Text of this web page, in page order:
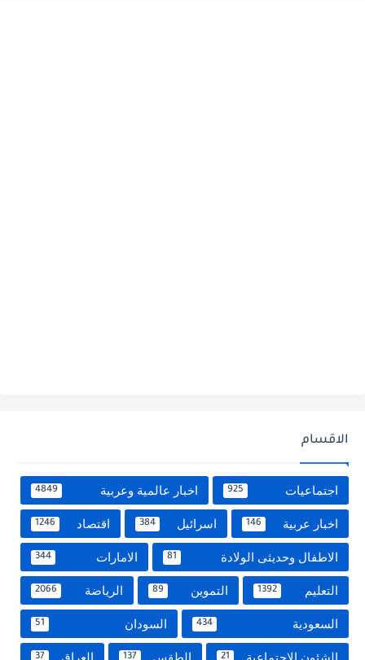
الاقسام
اجتماعيات 925 اخبار عالمية وعربية 4849
اخبار عربية 146 اسرائيل 384 اقتصاد 1246
الاطفال وحديثى الولادة 81 الامارات 344
التعليم 1392 التموين 89 الرياضة 2066
السعودية 434 السودان 51
21
137
37